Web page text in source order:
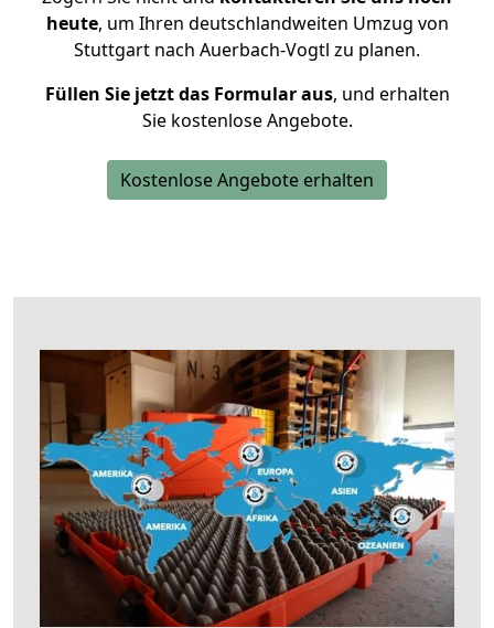
heute, um Ihren deutschlandweiten Umzug von
Stuttgart nach Auerbach-Vogtl zu planen.
Füllen Sie jetzt das Formular aus, und erhalten
Sie kostenlose Angebote.
Kostenlose Angebote erhalten